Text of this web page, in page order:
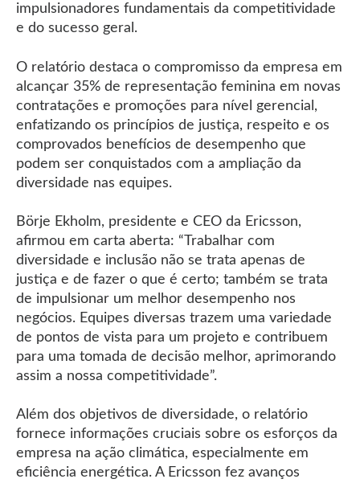
impulsionadores fundamentais da competitividade
e do sucesso geral.
O relatório destaca o compromisso da empresa em
alcançar 35% de representação feminina em novas
contratações e promoções para nível gerencial,
enfatizando os princípios de justiça, respeito e os
comprovados benefícios de desempenho que
podem ser conquistados com a ampliação da
diversidade nas equipes.
Börje Ekholm, presidente e CEO da Ericsson,
afirmou em carta aberta: “Trabalhar com
diversidade e inclusão não se trata apenas de
justiça e de fazer o que é certo; também se trata
de impulsionar um melhor desempenho nos
negócios. Equipes diversas trazem uma variedade
de pontos de vista para um projeto e contribuem
para uma tomada de decisão melhor, aprimorando
assim a nossa competitividade”.
Além dos objetivos de diversidade, o relatório
fornece informações cruciais sobre os esforços da
empresa na ação climática, especialmente em
eficiência energética. A Ericsson fez avanços